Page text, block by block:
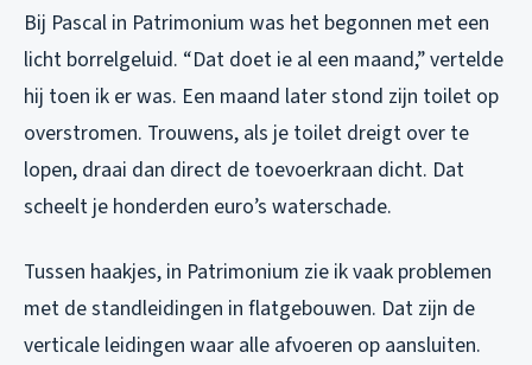
Bij Pascal in Patrimonium was het begonnen met een
licht borrelgeluid. “Dat doet ie al een maand,” vertelde
hij toen ik er was. Een maand later stond zijn toilet op
overstromen. Trouwens, als je toilet dreigt over te
lopen, draai dan direct de toevoerkraan dicht. Dat
scheelt je honderden euro’s waterschade.
Tussen haakjes, in Patrimonium zie ik vaak problemen
met de standleidingen in flatgebouwen. Dat zijn de
verticale leidingen waar alle afvoeren op aansluiten.